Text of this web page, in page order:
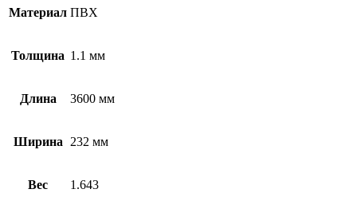
Материал ПВХ
Толщина 1.1 мм
Длина 3600 мм
Ширина 232 мм
Вес 1.643